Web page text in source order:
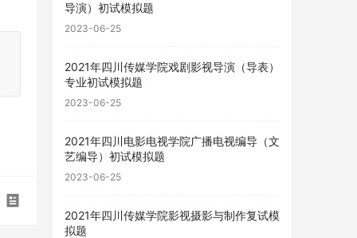
导演）初试模拟题
2023-06-25
2021年四川传媒学院戏剧影视导演（导表）
专业初试模拟题
2023-06-25
2021年四川电影电视学院广播电视编导（文
艺编导）初试模拟题
2023-06-25
2021年四川传媒学院影视摄影与制作复试模
拟题